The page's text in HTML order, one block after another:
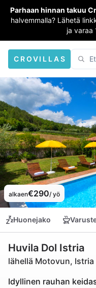
Parhaan hinnan takuu
halvemmalla? Lähetä
ja varaa
CROVILLAS
alkaen€290/ yö
Huonejako
Huvila Dol Istria
lähellä Motovun, Istria
Idyllinen rauhan